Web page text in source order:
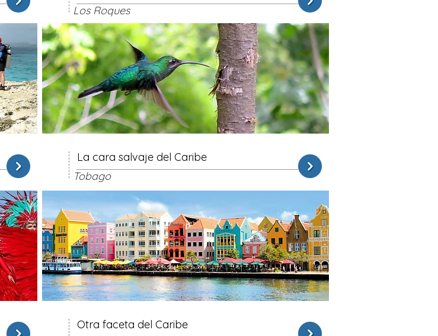
Los Roques
La cara salvaje del Caribe
Tobago
Otra faceta del Caribe